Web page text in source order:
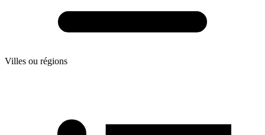
Villes ou régions